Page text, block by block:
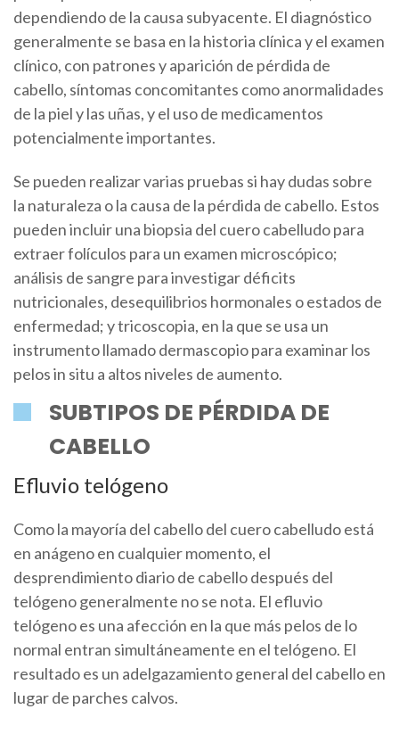
dependiendo de la causa subyacente. El diagnóstico
generalmente se basa en la historia clínica y el examen
clínico, con patrones y aparición de pérdida de
cabello, síntomas concomitantes como anormalidades
de la piel y las uñas, y el uso de medicamentos
potencialmente importantes.
Se pueden realizar varias pruebas si hay dudas sobre
la naturaleza o la causa de la pérdida de cabello. Estos
pueden incluir una biopsia del cuero cabelludo para
extraer folículos para un examen microscópico;
análisis de sangre para investigar déficits
nutricionales, desequilibrios hormonales o estados de
enfermedad; y tricoscopia, en la que se usa un
instrumento llamado dermascopio para examinar los
pelos in situ a altos niveles de aumento.
SUBTIPOS DE PÉRDIDA DE
CABELLO
Efluvio telógeno
Como la mayoría del cabello del cuero cabelludo está
en anágeno en cualquier momento, el
desprendimiento diario de cabello después del
telógeno generalmente no se nota. El efluvio
telógeno es una afección en la que más pelos de lo
normal entran simultáneamente en el telógeno. El
resultado es un adelgazamiento general del cabello en
lugar de parches calvos.